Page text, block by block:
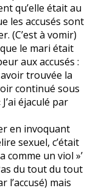
qu’elle était au
les accusés sont
(C’est à vomir)
le mari était
aux accusés :
trouvée la
continué sous
éjaculé par
en invoquant
sexuel, c’était
comme un viol »’
du tout du tout
mais